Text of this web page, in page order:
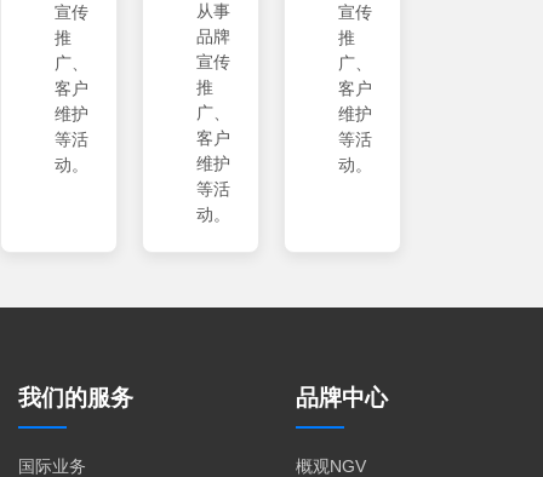
宣传
推
广、
客户
维护
等活
动。
从事
品牌
宣传
推
广、
客户
维护
等活
动。
宣传
推
广、
客户
维护
等活
动。
我们的服务
国际业务
品牌中心
概观NGV